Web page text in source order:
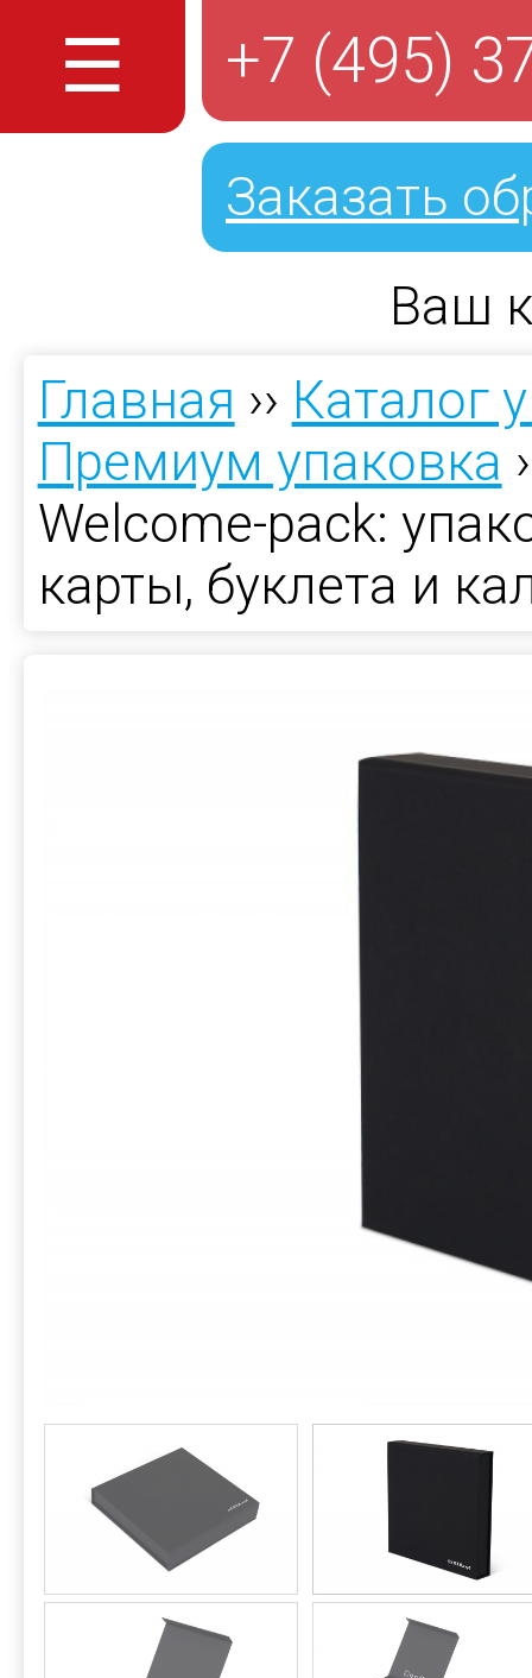
☰ +7 (495)
Заказать
Ваш
Главная ›› Каталог
Премиум упаковка
Welcome-pack:
карты, буклета и